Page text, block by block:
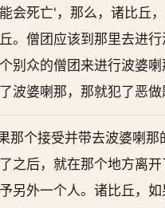
会死亡'，那么，诸比丘
。僧团应该到那里去进行
别众的僧团来进行波婆喇
波婆喇那，那就犯了恶做
那个接受并带去波婆喇那
之后，就在那个地方离
另外一个人。诸比丘，